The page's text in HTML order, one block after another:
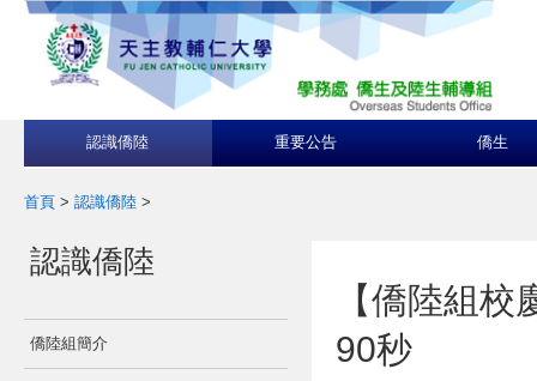
認識僑陸 重要公告 僑生
首頁 > 認識僑陸 >
認識僑陸
僑陸組簡介
【僑陸組
90秒